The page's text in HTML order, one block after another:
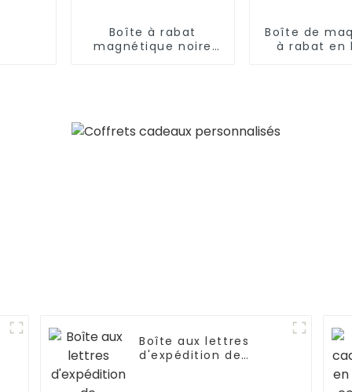
Boîte à rabat
magnétique noire
Boîte de
à rabat en
Boîte aux lettres
d'expédition de